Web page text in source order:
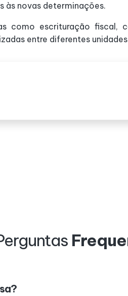
às novas determinações.
escrituração fiscal,
entre diferentes